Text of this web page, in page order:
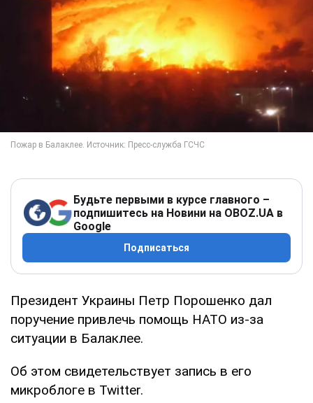
Будьте первыми в курсе главного –
подпишитесь на Новини на OBOZ.UA в
Google
Подписаться
Президент Украины Петр Порошенко дал
поручение привлечь помощь НАТО из-за
ситуации в Балаклее.
Об этом свидетельствует запись в его
микроблоге в Twitter.